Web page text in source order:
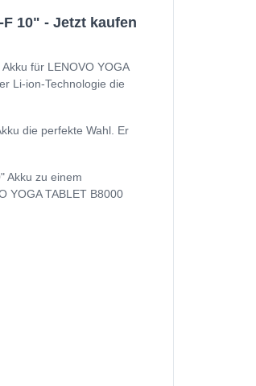
F 10" - Jetzt kaufen
für LENOVO YOGA
Li-ion-Technologie die
die perfekte Wahl. Er
Akku zu einem
YOGA TABLET B8000